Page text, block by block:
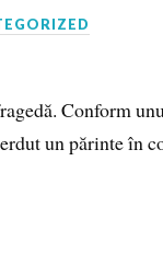
Conform
un părinte în